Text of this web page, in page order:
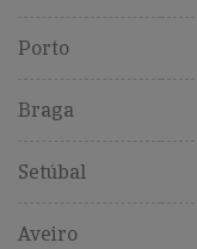
Porto
Braga
Setúbal
Aveiro